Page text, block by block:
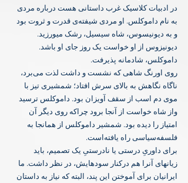
‏در ادبیات کلاسیک غرب داستانی هست درباره مردی
به نام داموکلس. او مردی شیفته‌ی قدرت و ثروت بود
و به دیونیسوس، شاه سیسیل، رشک میورزید.
دیونیزوس از او خواست یک روز جای او باشد.
داموکلس، شادمانه پذیرفت.
‏روی اورنگ شاهی که نشست و داشت لذت می‌برد،
ناگاه نگاهش به بالای سرش افتاد؛ شمشیری تیز با
موی دم اسب از سقف آویزان بود. داموکلس ترسید
واز شاه خواست از آنجا برود چراکه روی دیگر آن
امتیاز را دیده بود. شمشیر داموکلس از همانجا به
فلسفه‌سیاسی راه یافته‌است.
‏برای داوریِ درستی یا نادرستیِ یک تصمیم، باید
زیانهای آنرا هم درکنار سودهایش، در نظر داشت. ما
ایرانیان برای آموختن این پند، البته که نیاز به داستان